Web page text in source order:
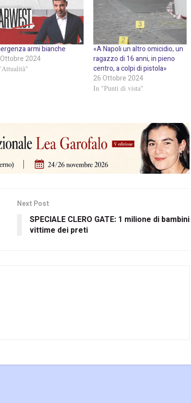
armi bianche
2024
«A Napoli un altro omicidio, un
ragazzo di 16 anni, in pieno
centro, a colpi di pistola»
26 Ottobre 2024
In "Punti di vista"
Next Post
SPECIALE CLERO GATE: 1 milione di bambini
vittime dei preti